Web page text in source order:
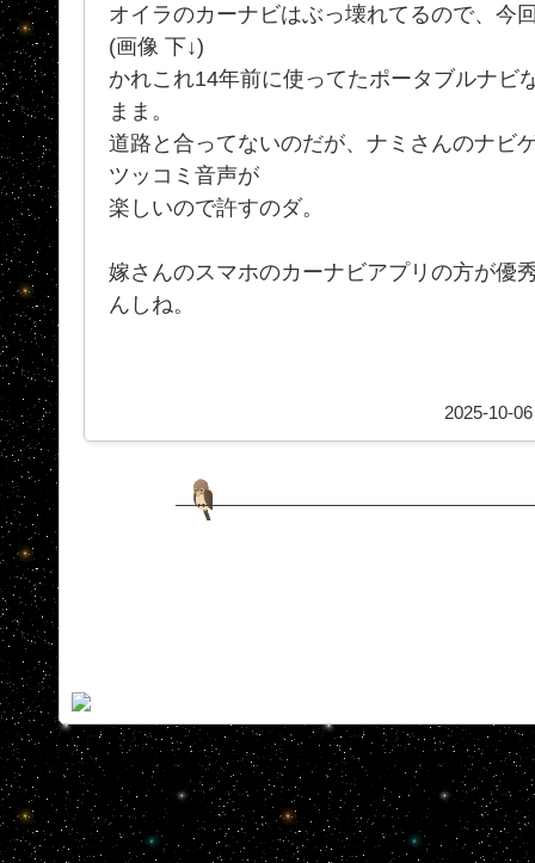
オイラのカーナビはぶっ壊れてるので、今
(画像 下↓)
かれこれ14年前に使ってたポータブルナビ
まま。
道路と合ってないのだが、ナミさんのナビ
ツッコミ音声が
楽しいので許すのダ。
嫁さんのスマホのカーナビアプリの方が優
んしね。
2025-10-